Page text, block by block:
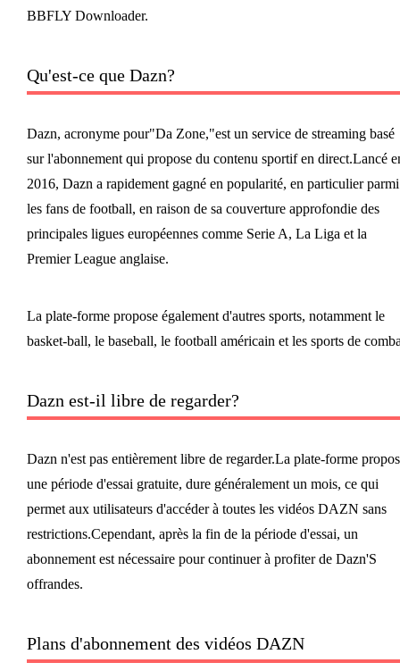
BBFLY Downloader.
Qu'est-ce que Dazn?
Dazn, acronyme pour"Da Zone,"est un service de streaming basé
sur l'abonnement qui propose du contenu sportif en direct.Lancé
2016, Dazn a rapidement gagné en popularité, en particulier parmi
les fans de football, en raison de sa couverture approfondie des
principales ligues européennes comme Serie A, La Liga et la
Premier League anglaise.
La plate-forme propose également d'autres sports, notamment le
basket-ball, le baseball, le football américain et les sports de
Dazn est-il libre de regarder?
Dazn n'est pas entièrement libre de regarder.La plate-forme
une période d'essai gratuite, dure généralement un mois, ce qui
permet aux utilisateurs d'accéder à toutes les vidéos DAZN sans
restrictions.Cependant, après la fin de la période d'essai, un
abonnement est nécessaire pour continuer à profiter de Dazn'S
offrandes.
Plans d'abonnement des vidéos DAZN